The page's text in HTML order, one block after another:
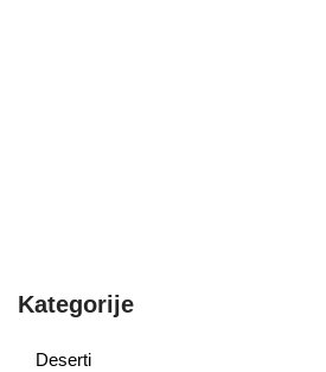
Kategorije
Deserti